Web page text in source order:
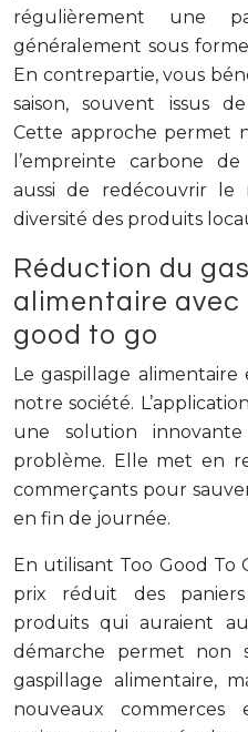
régulièrement une
généralement sous
En contrepartie, vous
saison, souvent issus
Cette approche permet
l’empreinte carbone
aussi de redécouvrir le
diversité des produits
Réduction du
alimentaire avec
good to go
Le gaspillage
notre société.
une solution
problème. Elle met en
commerçants pour
en fin de journée.
En utilisant Too Good To
prix réduit des
produits qui auraient
démarche permet non
gaspillage alimentaire,
nouveaux commerces